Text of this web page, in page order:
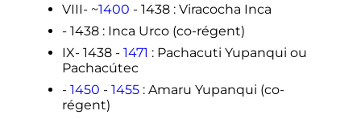
VIII- ~1400 - 1438 : Viracocha Inca
- 1438 : Inca Urco (co-régent)
IX- 1438 - 1471 : Pachacuti Yupanqui ou
Pachacútec
- 1450 - 1455 : Amaru Yupanqui (co-
régent)